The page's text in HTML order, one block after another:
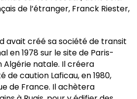
de l’étranger, Franck Riester,
avait créé sa société de transit
en 1978 sur le site de Paris-
Algérie natale. Il créera
de caution Laficau, en 1980,
de France. Il achètera